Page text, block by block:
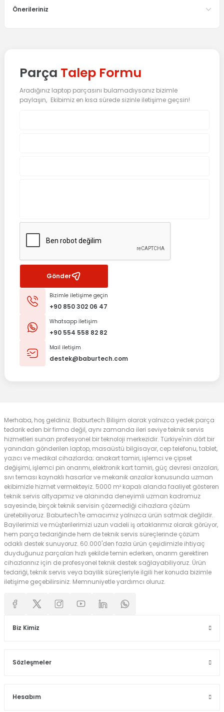
Önerileriniz
Parça Talep Formu
Aradığınız laptop parçasını bulamadıysanız bizimle
paylaşın, Ekibimiz en kısa sürede sizinle iletişime geçsin!
Gönder
Bizimle iletişime geçin
+90 850 302 06 47
Whatsapp İletişim
+90 554 558 82 82
Mail iletişim
destek@baburtech.com
Merhaba, hoş geldiniz. Baburtech Bilişim olarak yalnızca yedek parça
tedarik eden bir firma değil, aynı zamanda ileri seviye teknik servis
hizmetleri sunan profesyonel bir teknoloji merkezidir. Türkiye'nin dört bir
yanından gönderilen laptop, masaüstü bilgisayar, cep telefonu, tablet,
yazıcı ve medikal cihazlarda; anakart tamiri, işlemci ve çipset
değişimi, işlemci pin onarımı, elektronik kart tamiri, güç devresi arızaları,
sıvı teması kaynaklı hasarlar ve mekanik arızalar konusunda uzman
ekibimizle hizmet vermekteyiz. 5000 m² kapalı alanda faaliyet gösteren
teknik servis altyapımız ve alanında deneyimli uzman kadromuz
sayesinde, birçok teknik servisin çözemediği cihazlara çözüm
üretebiliyoruz. Baburtech'te amacımız yalnızca ürün satmak değildir.
Bayilerimizi ve müşterilerimizi uzun vadeli iş ortaklarımız olarak görüyor,
hem parça tedariğinde hem de teknik servis süreçlerinde çözüm
odaklı destek sunuyoruz. 60.000'den fazla ürün çeşidimizle ihtiyaç
duyduğunuz parçaları hızlı şekilde temin ederken, onarım gerektiren
cihazlarınız için de profesyonel teknik destek sağlayabiliyoruz. Ürün
tedariği, teknik servis veya bayilik süreçleriyle ilgili her konuda bizimle
iletişime geçebilirsiniz. Memnuniyetle yardımcı oluruz.
Biz Kimiz
Sözleşmeler
Hesabım